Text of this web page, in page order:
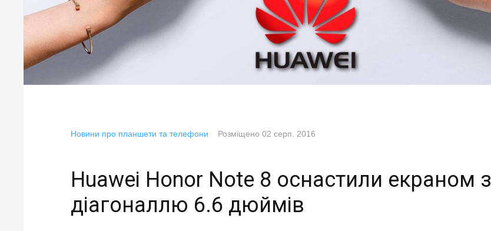
Новини про планшети та телефони Розміщено 02 серп. 2016
Huawei Honor Note 8 оснастили екраном з
діагоналлю 6.6 дюймів